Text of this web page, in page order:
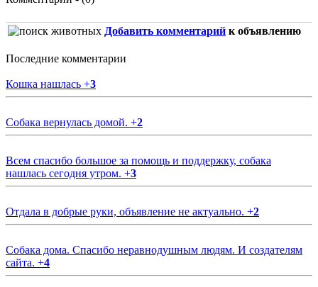
Добавить комментарий к объявлению
Последние комментарии
Кошка нашлась +3
Собака вернулась домой. +2
Всем спасибо большое за помощь и поддержку, собака
нашлась сегодня утром. +3
Отдала в добрые руки, объявление не актуально. +2
Собака дома. Спасибо неравнодушным людям. И создателям
сайта. +4